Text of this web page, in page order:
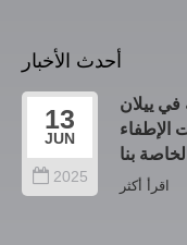
أحدث الأخبار
13
JUN
2025
ييلان
الإطفاء
اقرأ أكثر